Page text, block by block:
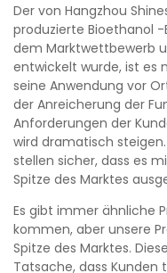
Der von Hangzhou
produzierte Bioethanol
dem Marktwettbewerb
entwickelt wurde, ist es
seine Anwendung vor
der Anreicherung der
Anforderungen der
wird dramatisch
stellen sicher, dass es
Spitze des Marktes
Es gibt immer ähnliche
kommen, aber unsere
Spitze des Marktes.
Tatsache, dass